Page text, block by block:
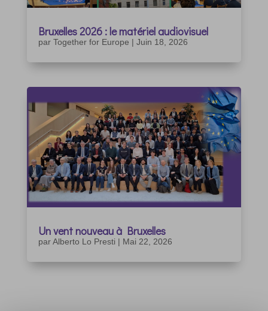
Bruxelles 2026 : le matériel audiovisuel
par Together for Europe | Juin 18, 2026
Un vent nouveau à Bruxelles
parAlberto Lo Presti | Mai 22, 2026